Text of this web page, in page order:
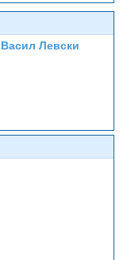
Левски